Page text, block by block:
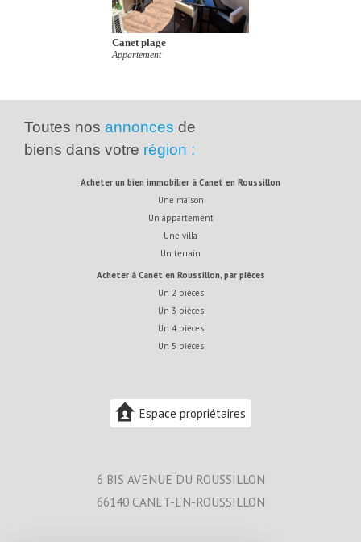
Toutes nos annonces de
biens dans votre région :
acheter un bien immobilier à Canet en Roussillon
Une maison
Un appartement
Une villa
Un terrain
acheter à Canet en Roussillon, par pièces
Un 2 pièces
Un 3 pièces
Un 4 pièces
Un 5 pièces
Espace propriétaires
6 BIS AVENUE DU ROUSSILLON
66140 CANET-EN-ROUSSILLON